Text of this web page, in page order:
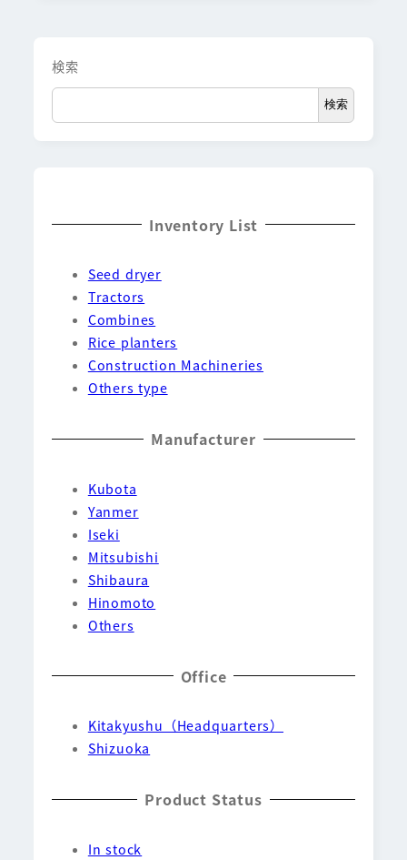
検索
検索
Inventory List
Seed dryer
Tractors
Combines
Rice planters
Construction Machineries
Others type
Manufacturer
Kubota
Yanmer
Iseki
Mitsubishi
Shibaura
Hinomoto
Others
Office
Kitakyushu（Headquarters）
Shizuoka
Product Status
In stock